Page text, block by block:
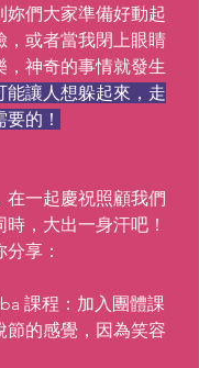
妳們大家準備好動起
，或者當我閉上眼睛
，神奇的事情就發生
能讓人想躲起來，走
的！
在一起慶祝照顧我們
，大出一身汗吧！
享：
課程：加入團體課
節的感覺，因為笑容